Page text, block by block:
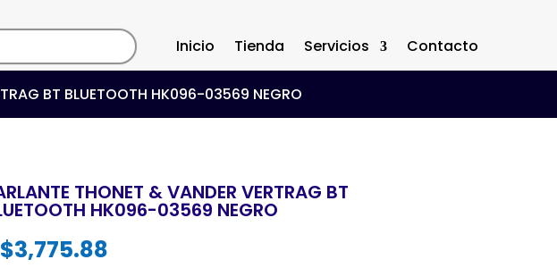
Inicio Tienda Servicios Contacto
BT BLUETOOTH HK096-03569 NEGRO
THONET & VANDER VERTRAG BT
HK096-03569 NEGRO
3,775.88